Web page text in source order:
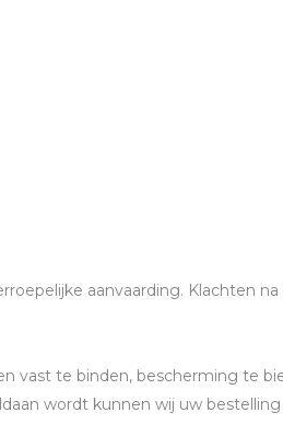
aanvaarding. Klachten
vast te binden, bescherming te
wordt kunnen wij uw